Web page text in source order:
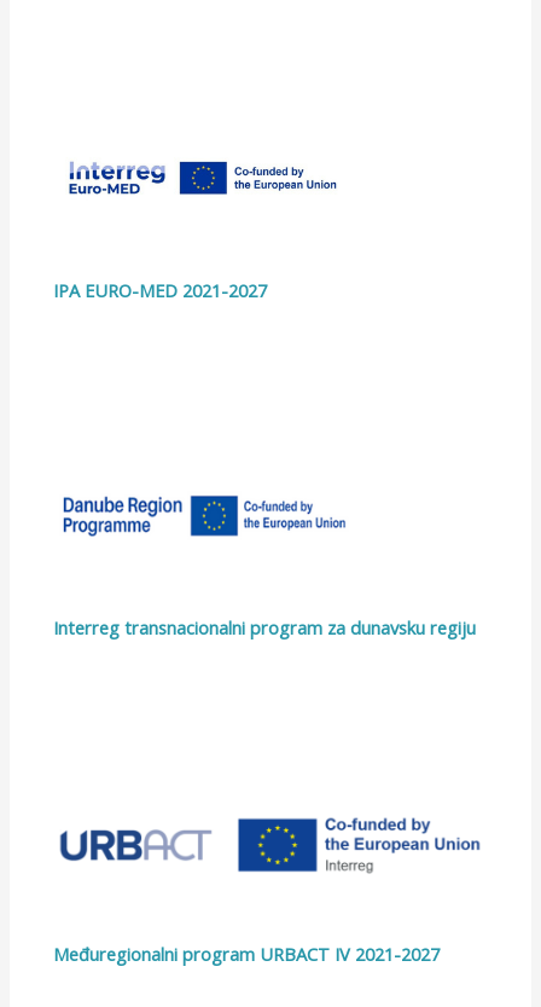
IPA EURO-MED 2021-2027
Interreg transnacionalni program za dunavsku regiju
Međuregionalni program URBACT IV 2021-2027